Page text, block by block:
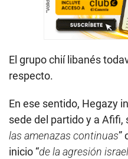
El grupo chií libanés
respecto.
En ese sentido, Hegazy
sede del partido y a Afifi,
las amenazas continuas”
inicio “de la agresión